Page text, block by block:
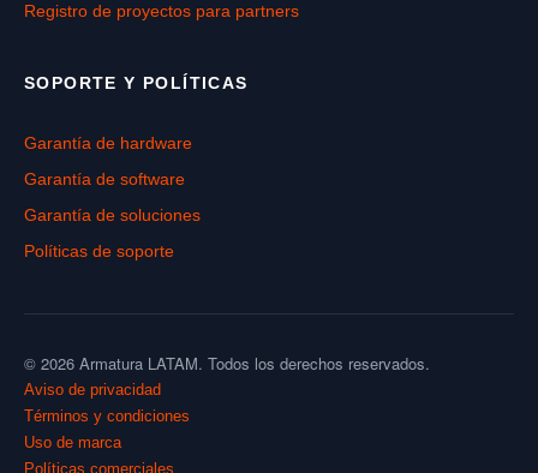
Registro de proyectos para partners
SOPORTE Y POLÍTICAS
Garantía de hardware
Garantía de software
Garantía de soluciones
Políticas de soporte
© 2026 Armatura LATAM. Todos los derechos reservados.
Aviso de privacidad
Términos y condiciones
Uso de marca
Políticas comerciales